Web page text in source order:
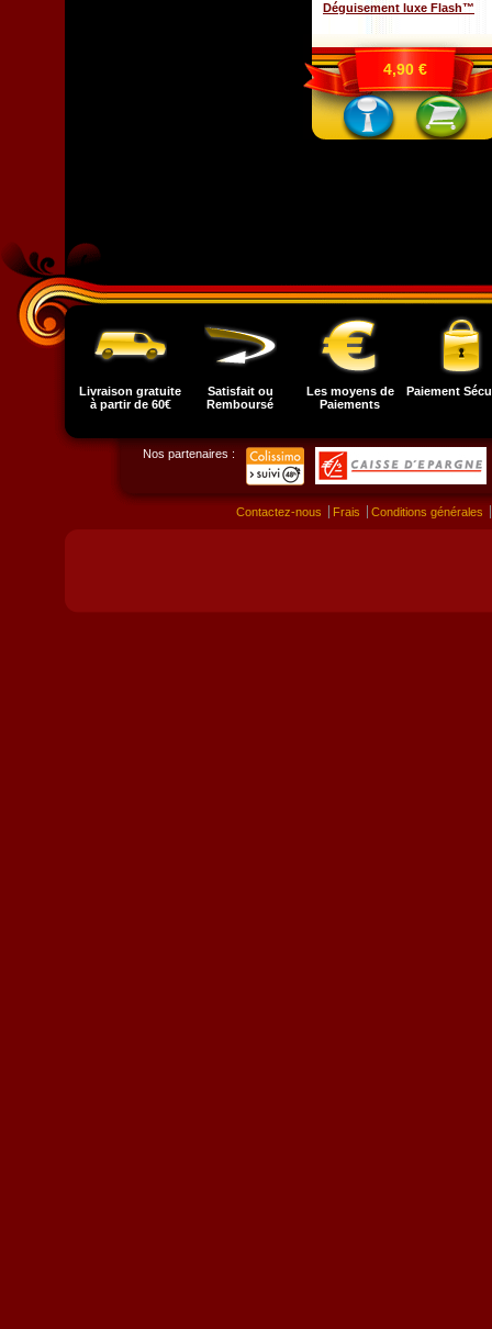
Déguisement luxe Flash™
4,90 €
Livraison gratuite
à partir de 60€
Satisfait ou
Remboursé
Les moyens de
Paiements
Paiement
Nos partenaires :
Contactez-nous Frais Conditions générales